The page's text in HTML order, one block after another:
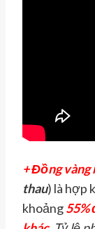
+ Đồng
thau) là hợp
khoảng55%